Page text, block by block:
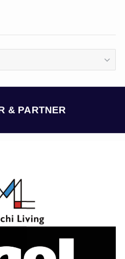
& PARTNER